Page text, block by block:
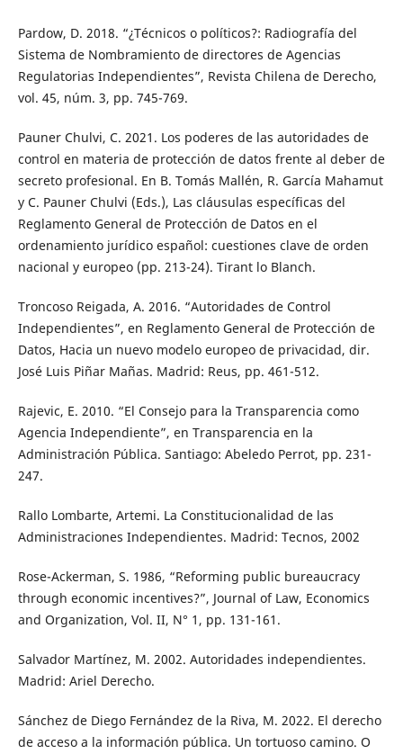
Pardow, D. 2018. “¿Técnicos o políticos?: Radiografía del
Sistema de Nombramiento de directores de Agencias
Regulatorias Independientes”, Revista Chilena de Derecho,
vol. 45, núm. 3, pp. 745-769.
Pauner Chulvi, C. 2021. Los poderes de las autoridades de
control en materia de protección de datos frente al deber de
secreto profesional. En B. Tomás Mallén, R. García Mahamut
y C. Pauner Chulvi (Eds.), Las cláusulas específicas del
Reglamento General de Protección de Datos en el
ordenamiento jurídico español: cuestiones clave de orden
nacional y europeo (pp. 213-24). Tirant lo Blanch.
Troncoso Reigada, A. 2016. “Autoridades de Control
Independientes”, en Reglamento General de Protección de
Datos, Hacia un nuevo modelo europeo de privacidad, dir.
José Luis Piñar Mañas. Madrid: Reus, pp. 461-512.
Rajevic, E. 2010. “El Consejo para la Transparencia como
Agencia Independiente”, en Transparencia en la
Administración Pública. Santiago: Abeledo Perrot, pp. 231-
247.
Rallo Lombarte, Artemi. La Constitucionalidad de las
Administraciones Independientes. Madrid: Tecnos, 2002
Rose-Ackerman, S. 1986, “Reforming public bureaucracy
through economic incentives?”, Journal of Law, Economics
and Organization, Vol. II, N° 1, pp. 131-161.
Salvador Martínez, M. 2002. Autoridades independientes.
Madrid: Ariel Derecho.
Sánchez de Diego Fernández de la Riva, M. 2022. El derecho
de acceso a la información pública. Un tortuoso camino. O